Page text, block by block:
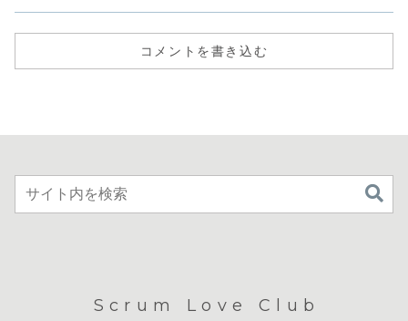
コメントを書き込む
Scrum Love Club